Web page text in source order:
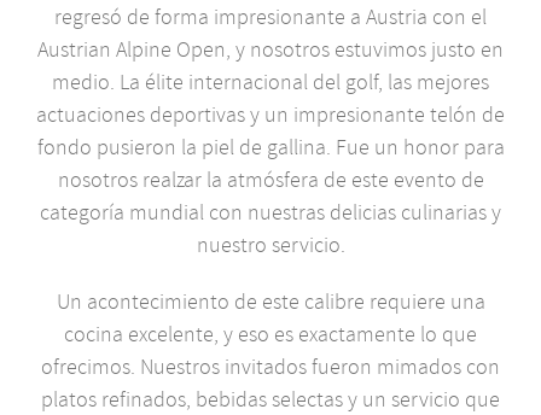
regresó de forma impresionante a Austria con el
Austrian Alpine Open, y nosotros estuvimos justo en
medio. La élite internacional del golf, las mejores
actuaciones deportivas y un impresionante telón de
fondo pusieron la piel de gallina. Fue un honor para
nosotros realzar la atmósfera de este evento de
categoría mundial con nuestras delicias culinarias y
nuestro servicio.
Un acontecimiento de este calibre requiere una
cocina excelente, y eso es exactamente lo que
ofrecimos. Nuestros invitados fueron mimados con
platos refinados, bebidas selectas y un servicio que